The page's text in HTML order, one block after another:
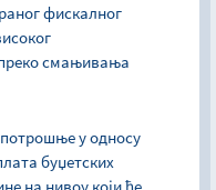
фискалног
смањивања
у односу
буџетских